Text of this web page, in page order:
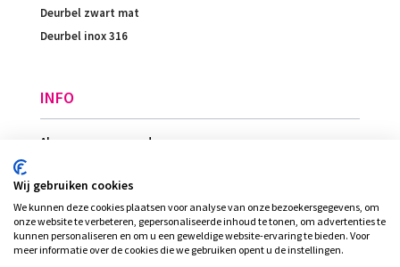
Deurbel zwart mat
Deurbel inox 316
INFO
Algemene voorwaarden
Levering
Ligging
Wij gebruiken cookies
We kunnen deze cookies plaatsen voor analyse van onze bezoekersgegevens, om
onze website te verbeteren, gepersonaliseerde inhoud te tonen, om advertenties te
kunnen personaliseren en om u een geweldige website-ervaring te bieden. Voor
meer informatie over de cookies die we gebruiken opent u de instellingen.